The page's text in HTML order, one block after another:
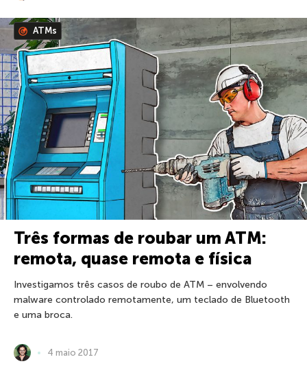
ATMs
Três formas de roubar um ATM:
remota, quase remota e física
Investigamos três casos de roubo de ATM – envolvendo
malware controlado remotamente, um teclado de Bluetooth
e uma broca.
4 maio 2017